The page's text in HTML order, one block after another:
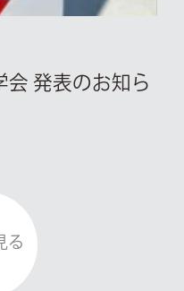
会 発表のお知ら
る